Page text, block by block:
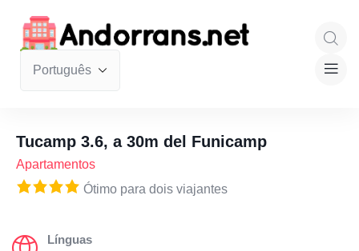
Tucamp 3.6, a 30m del Funicamp
Apartamentos
Ótimo para dois viajantes
Línguas